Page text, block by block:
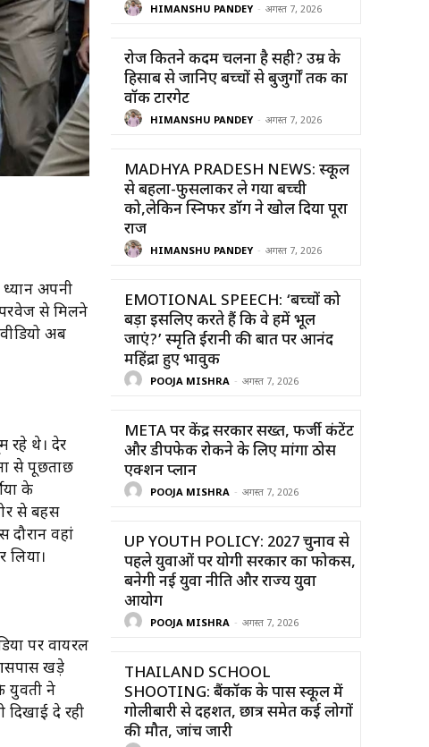
अपनी
से मिलने
अब
रहे थे। देर
से पूछताछ
के
से बहस
दौरान वहां
लिया।
पर वायरल
खड़े
युवती ने
दे रही
HIMANSHU PANDEY - अगस्त 7, 2026
रोज कितने कदम चलना है सही? उम्र के
हिसाब से जानिए बच्चों से बुजुर्गों तक का
वॉक टारगेट
HIMANSHU PANDEY - अगस्त 7, 2026
MADHYA PRADESH NEWS: स्कूल
से बहला-फुसलाकर ले गया बच्ची
को,लेकिन स्निफर डॉग ने खोल दिया पूरा
राज
HIMANSHU PANDEY - अगस्त 7, 2026
EMOTIONAL SPEECH: ‘बच्चों को
बड़ा इसलिए करते हैं कि वे हमें भूल
जाएं?’ स्मृति ईरानी की बात पर आनंद
महिंद्रा हुए भावुक
POOJA MISHRA - अगस्त 7, 2026
META पर केंद्र सरकार सख्त, फर्जी कंटेंट
और डीपफेक रोकने के लिए मांगा ठोस
एक्शन प्लान
POOJA MISHRA - अगस्त 7, 2026
UP YOUTH POLICY: 2027 चुनाव से
पहले युवाओं पर योगी सरकार का फोकस,
बनेगी नई युवा नीति और राज्य युवा
आयोग
POOJA MISHRA - अगस्त 7, 2026
THAILAND SCHOOL
SHOOTING: बैंकॉक के पास स्कूल में
गोलीबारी से दहशत, छात्र समेत कई लोगों
की मौत, जांच जारी